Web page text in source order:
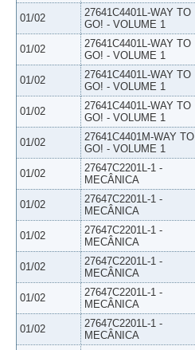
01/02
27641C4401L-WAY TO
GO! - VOLUME 1
01/02
27641C4401L-WAY TO
GO! - VOLUME 1
01/02
27641C4401L-WAY TO
GO! - VOLUME 1
01/02
27641C4401L-WAY TO
GO! - VOLUME 1
01/02
27641C4401M-WAY TO
GO! - VOLUME 1
01/02
27647C2201L-1 -
MECÂNICA
01/02
27647C2201L-1 -
MECÂNICA
01/02
27647C2201L-1 -
MECÂNICA
01/02
27647C2201L-1 -
MECÂNICA
01/02
27647C2201L-1 -
MECÂNICA
01/02
27647C2201L-1 -
MECÂNICA